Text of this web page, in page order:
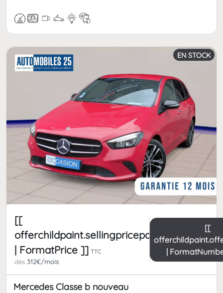
EN STOCK
[[
offerchildpaint.sellingpricepart_ttc
| FormatPrice ]] TTC
dès 312€/mois
[[
|
Mercedes Classe b nouveau